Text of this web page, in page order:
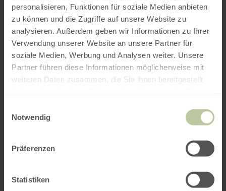
personalisieren, Funktionen für soziale Medien anbieten
zu können und die Zugriffe auf unsere Website zu
analysieren. Außerdem geben wir Informationen zu Ihrer
Verwendung unserer Website an unsere Partner für
soziale Medien, Werbung und Analysen weiter. Unsere
Partner führen diese Informationen möglicherweise mit
weiteren Daten zusammen, die Sie ihnen bereitgestellt
Notwendig
Präferenzen
Statistiken